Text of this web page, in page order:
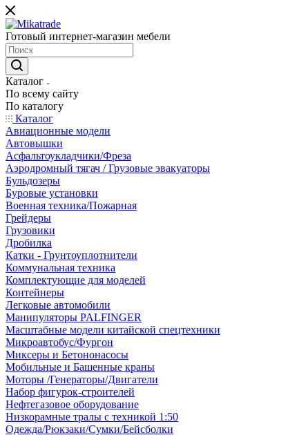
Готовый интернет-магазин мебели
Каталог
По всему сайту
По каталогу
Каталог
Авиационные модели
Автовышки
Асфальтоукладчики/Фреза
Аэродромный тягач / Грузовые эвакуаторы
Бульдозеры
Буровые установки
Военная техника/Пожарная
Грейдеры
Грузовики
Дробилка
Катки - Грунтоуплотнители
Коммунальная техника
Комплектующие для моделей
Контейнеры
Легковые автомобили
Манипуляторы PALFINGER
Масштабные модели китайской спецтехники
Микроавтобус/Фургон
Миксеры и Бетононасосы
Мобильные и Башенные краны
Моторы /Генераторы/Двигатели
Набор фигурок-строителей
Нефтегазовое оборудование
Низкорамные тралы с техникой 1:50
Одежда/Рюкзаки/Сумки/Бейсболки